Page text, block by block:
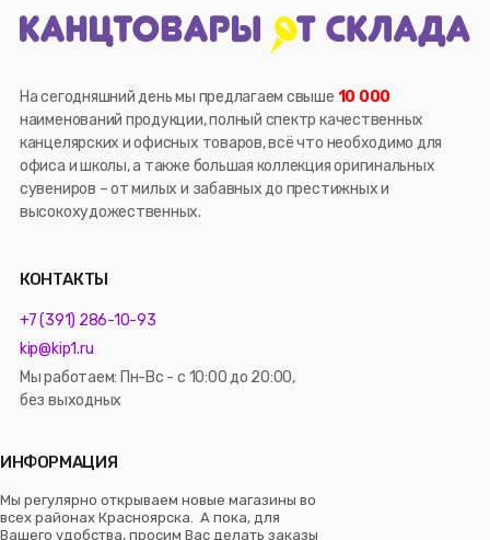
На сегодняшний день мы предлагаем свыше 10 000
наименований продукции, полный спектр качественных
канцелярских и офисных товаров, всё что необходимо для
офиса и школы, а также большая коллекция оригинальных
сувениров – от милых и забавных до престижных и
высокохудожественных.
КОНТАКТЫ
+7 (391) 286-10-93
kip@kip1.ru
Мы работаем: Пн-Вс - с 10:00 до 20:00,
без выходных
ИНФОРМАЦИЯ
Мы регулярно открываем новые магазины во
всех районах Красноярска. А пока, для
Вашего удобства, просим Вас делать заказы